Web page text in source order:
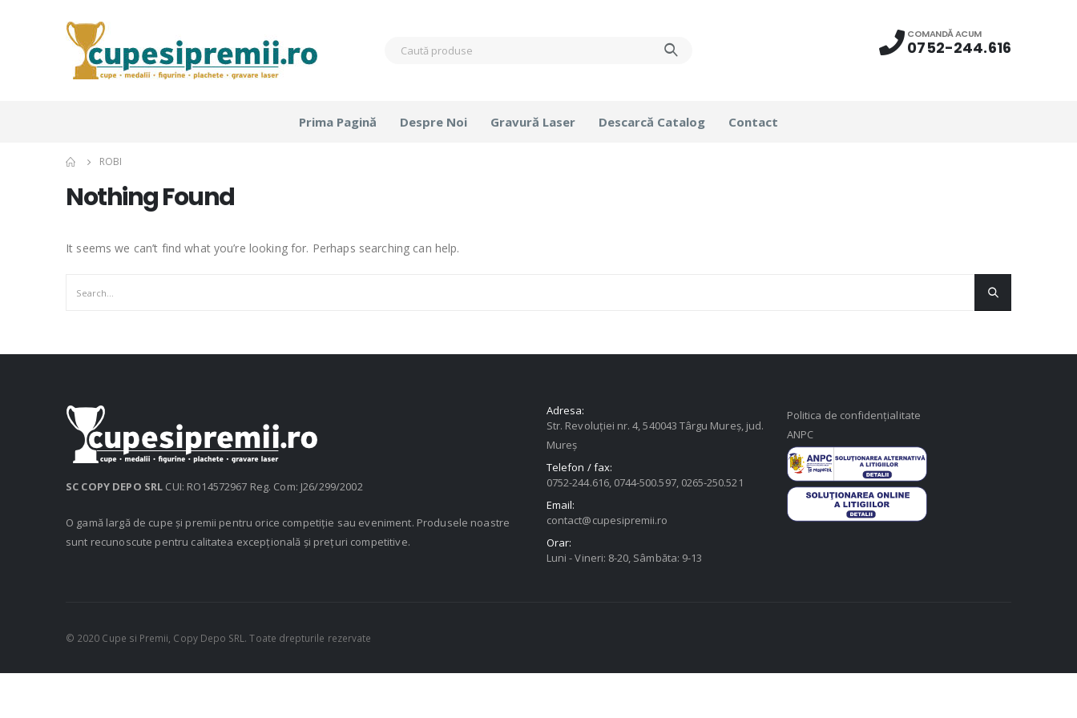
COMANDĂ ACUM
0752-244.616
Prima Pagină Despre Noi Gravură Laser Descarcă Catalog Contact
ROBI
Nothing Found
It seems we can’t find what you’re looking for. Perhaps searching can help.
SC COPY DEPO SRL CUI: RO14572967 Reg. Com: J26/299/2002
O gamă largă de cupe și premii pentru orice competiție sau eveniment. Produsele noastre
sunt recunoscute pentru calitatea excepțională și prețuri competitive.
Adresa:
Str. Revoluției nr. 4, 540043 Târgu Mureș, jud.
Mureș
Telefon / fax:
0752-244.616, 0744-500.597, 0265-250.521
Email:
contact@cupesipremii.ro
Orar:
Luni - Vineri: 8-20, Sâmbăta: 9-13
Politica de confidențialitate
ANPC
© 2020 Cupe si Premii, Copy Depo SRL. Toate drepturile rezervate